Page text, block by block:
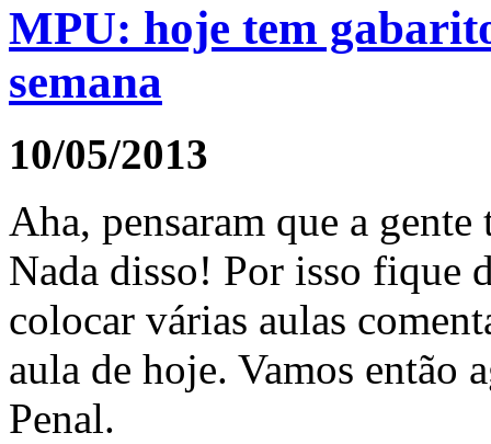
MPU: hoje tem
semana
10/05/2013
Aha, pensaram que a
Nada disso! Por isso fique
colocar várias aulas
aula de hoje. Vamos então
Penal.